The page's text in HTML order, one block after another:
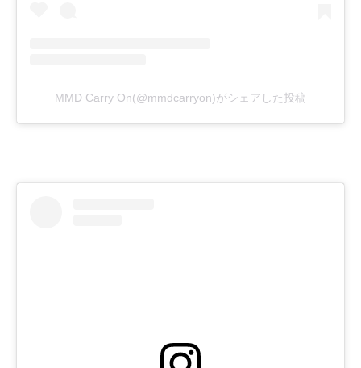
MMD Carry On(@mmdcarryon)がシェアした投稿